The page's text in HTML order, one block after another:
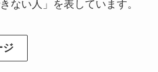
ない人」を表しています。
ジ